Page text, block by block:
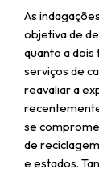
As
objetiva de
quanto a
serviços de
reavaliar a
se
de
e estados.